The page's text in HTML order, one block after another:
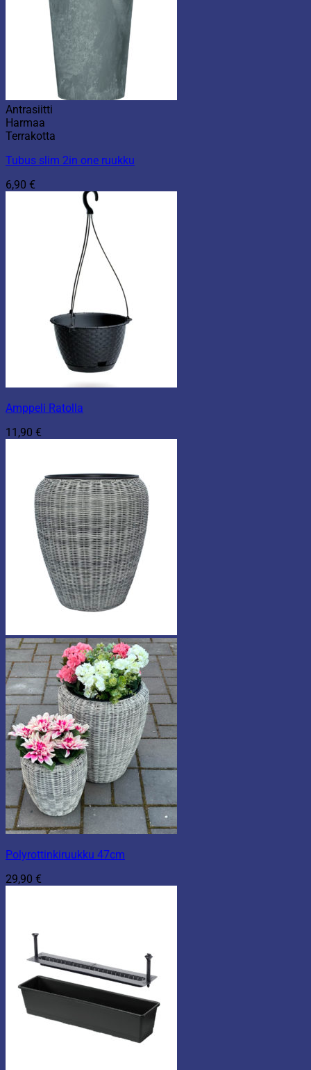
Antrasiitti
Harmaa
Terrakotta
Tubus slim 2in one ruukku
6,90 €
Amppeli Ratolla
11,90 €
Polyrottinkiruukku 47cm
29,90 €